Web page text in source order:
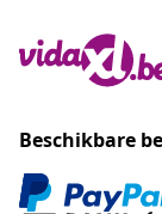
Beschikbare